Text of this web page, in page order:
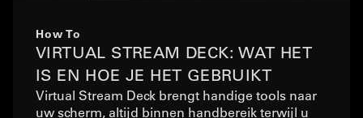
How To
VIRTUAL STREAM DECK: WAT HET
IS EN HOE JE HET GEBRUIKT
Virtual Stream Deck brengt handige tools naar
uw scherm, altijd binnen handbereik terwijl u